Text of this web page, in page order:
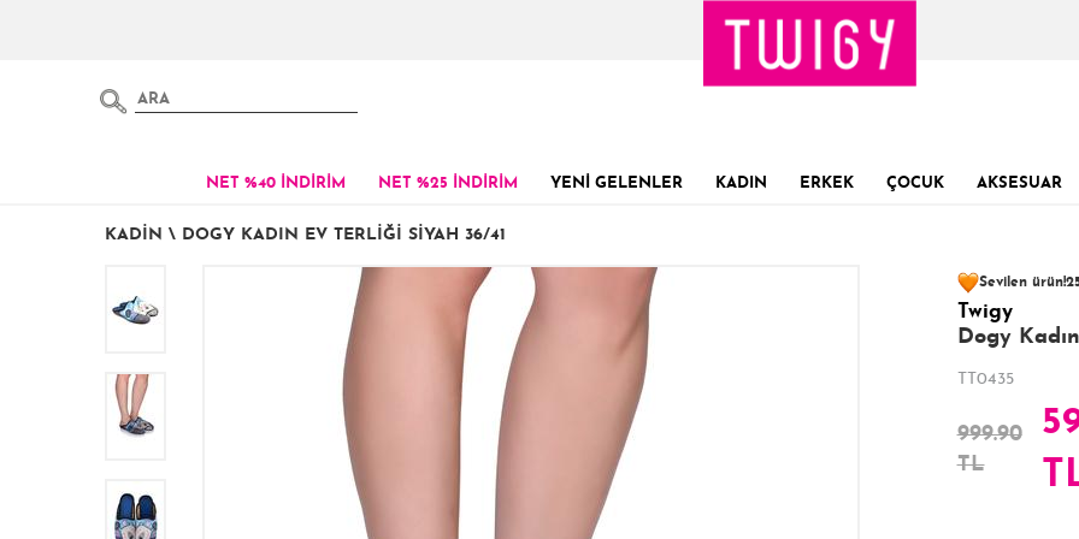
NET %40 İNDİRİM NET %25 İNDİRİM YENİ GELENLER KADIN ERKEK ÇOCUK AKSESUAR
KADIN \ DOGY KADIN EV TERLIĞI SIYAH 36/41
Sevilen ürün!
Son 1 Günde
Son 24 Saatte
Twigy
Dogy
TT0435
999.90
TL